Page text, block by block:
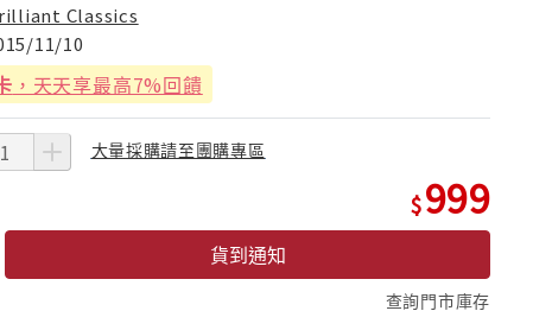
Classics
11/10
，天天享最高7%回饋
大量採購請至團購專區
999
貨到通知
查詢門市庫存